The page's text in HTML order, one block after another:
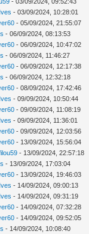
Ives - 03/09/2024, 10:28:01
- 05/09/2024, 21:55:07
- 06/09/2024, 08:13:53
- 06/09/2024, 10:47:02
- 06/09/2024, 11:46:27
- 06/09/2024, 12:17:38
- 06/09/2024, 12:32:18
- 08/09/2024, 17:42:46
Ives - 09/09/2024, 10:50:44
- 09/09/2024, 11:08:19
Ives - 09/09/2024, 11:36:01
- 09/09/2024, 12:03:56
- 13/09/2024, 15:56:04
- 13/09/2024, 22:57:18
- 13/09/2024, 17:03:04
- 13/09/2024, 19:46:03
Ives - 14/09/2024, 09:00:13
Ives - 14/09/2024, 09:31:19
- 14/09/2024, 07:32:28
- 14/09/2024, 09:52:05
- 14/09/2024, 10:08:40